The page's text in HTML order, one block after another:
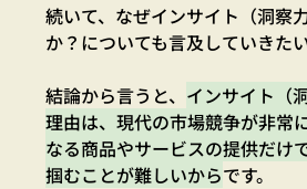
続いて、なぜインサイト（洞察
か？についても言及していきた
結論から言うと、 インサイト（
理由は、現代の市場競争が非常
なる商品やサービスの提供だけ
掴むことが難しいからです。